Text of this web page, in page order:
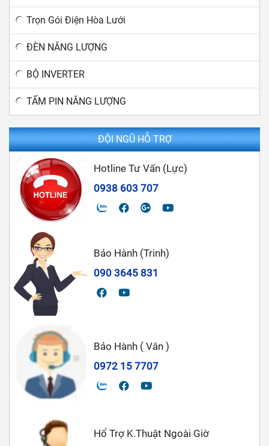
Trọn Gói Điện Hòa Lưới
ĐÈN NĂNG LƯỢNG
BỘ INVERTER
TẤM PIN NĂNG LƯỢNG
ĐỘI NGŨ HỖ TRỢ
Hotline Tư Vấn (Lực)
0938 603 707
Bảo Hành (Trinh)
090 3645 831
Bảo Hành ( Vân )
0972 15 7707
Hổ Trợ K.Thuật Ngoài Giờ